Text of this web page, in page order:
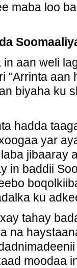
maba loo
aan weli
"Arrinta aan
biyaha ku
hadda
yar
jibaaray
in baddii
ku
tahay
na
moodaa